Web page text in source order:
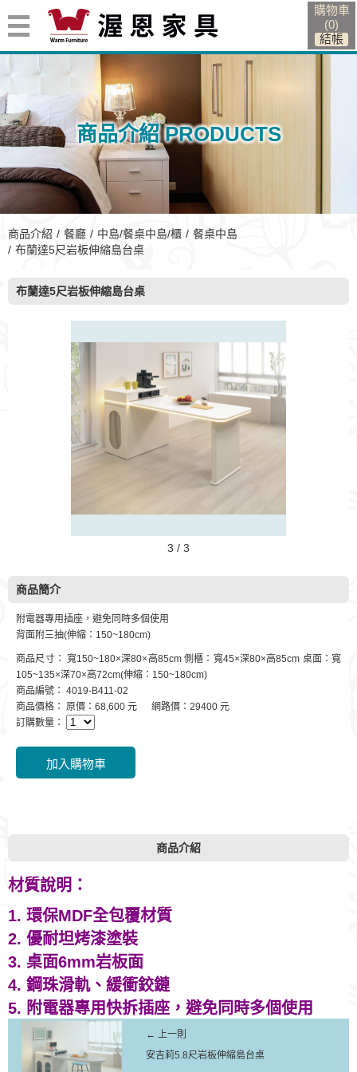
購物車
(0)
商品介紹 PRODUCTS
商品介紹 餐廳 中島/餐桌中島/櫃
餐桌中島
布蘭達5尺岩板伸縮島台桌
布蘭達5尺岩板伸縮島台桌
3 / 3
商品簡介
附電器專用插座，避免同時多個使用
背面附三抽(伸縮：150~180cm)
商品尺寸： 寬150~180×深80×高85cm 側櫃：寬45×深80×高85cm 桌面：寬
105~135×深70×高72cm(伸縮：150~180cm)
商品編號： 4019-B411-02
商品價格： 原價：68,600 元 網路價：29400 元
訂購數量：
商品介紹
材質說明：
1. 環保MDF全包覆材質
2. 優耐坦烤漆塗裝
3. 桌面6mm岩板面
4. 鋼珠滑軌、緩衝鉸鏈
5. 附電器專用快拆插座，避免同時多個使用
← 上一則
安吉莉5.8尺岩板伸縮島台桌